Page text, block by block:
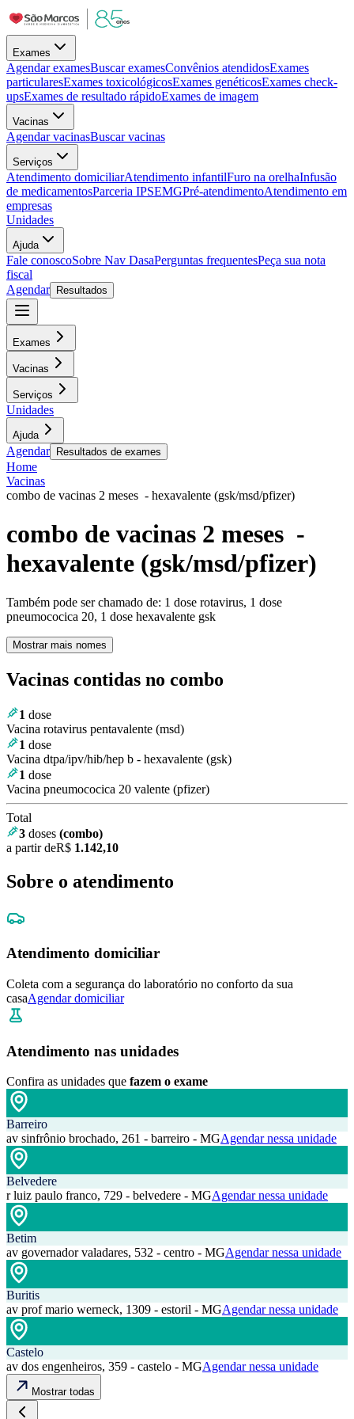
Exames
Agendar examesBuscar examesConvênios atendidosExames
particularesExames toxicológicosExames genéticosExames check-
upsExames de resultado rápidoExames de imagem
Vacinas
Agendar vacinasBuscar vacinas
Serviços
Atendimento domiciliarAtendimento infantilFuro na orelhaInfusão
de medicamentosParceria IPSEMGPré-atendimentoAtendimento em
empresas
Unidades
Ajuda
Fale conoscoSobre Nav DasaPerguntas frequentesPeça sua nota
fiscal
Agendar
Resultados
Exames
Vacinas
Serviços
Unidades
Ajuda
Agendar Resultados de exames
Home
Vacinas
combo de vacinas 2 meses - hexavalente (gsk/msd/pfizer)
combo de vacinas 2 meses -
hexavalente (gsk/msd/pfizer)
Também pode ser chamado de: 1 dose rotavirus, 1 dose
pneumococica 20, 1 dose hexavalente gsk
Mostrar mais nomes
Vacinas contidas no combo
1 dose
Vacina rotavirus pentavalente (msd)
1 dose
Vacina dtpa/ipv/hib/hep b - hexavalente (gsk)
1 dose
Vacina pneumococica 20 valente (pfizer)
Total
3 doses (combo)
a partir deR$ 1.142,10
Sobre o atendimento
Atendimento domiciliar
Coleta com a segurança do laboratório no conforto da sua
casaAgendar domiciliar
Atendimento nas unidades
Confira as unidades que fazem o exame
Barreiro
av sinfrônio brochado, 261 - barreiro - MGAgendar nessa unidade
Belvedere
r luiz paulo franco, 729 - belvedere - MGAgendar nessa unidade
Betim
av governador valadares, 532 - centro - MGAgendar nessa unidade
Buritis
av prof mario werneck, 1309 - estoril - MGAgendar nessa unidade
Castelo
av dos engenheiros, 359 - castelo - MGAgendar nessa unidade
Mostrar todas